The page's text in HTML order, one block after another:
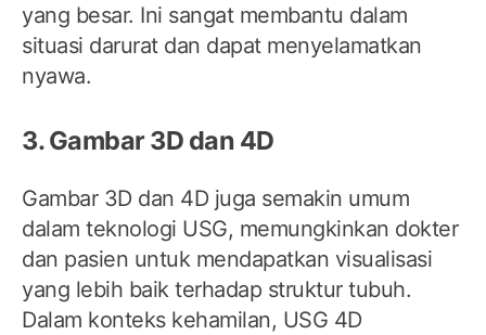
yang besar. Ini sangat membantu dalam
situasi darurat dan dapat menyelamatkan
nyawa.
3. Gambar 3D dan 4D
Gambar 3D dan 4D juga semakin umum
dalam teknologi USG, memungkinkan dokter
dan pasien untuk mendapatkan visualisasi
yang lebih baik terhadap struktur tubuh.
Dalam konteks kehamilan, USG 4D